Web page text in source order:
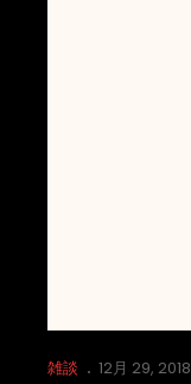
Cat
雑談
Posted
12月 29, 2018